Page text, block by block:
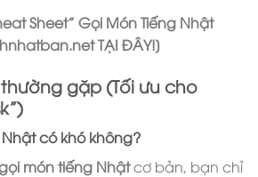
Sheet” Gọi Món Tiếng Nhật
TẠI ĐÂY!]
gặp (Tối ưu cho
có khó không?
món tiếng Nhậtcơ bản, bạn chỉ